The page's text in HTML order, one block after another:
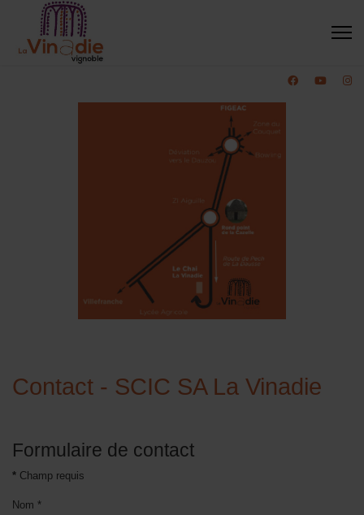
Contact - SCIC SA La Vinadie
Formulaire de contact
* Champ requis
Nom *